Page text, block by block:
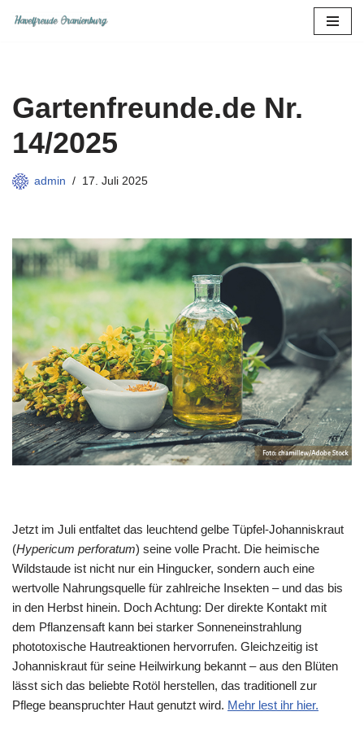
Gartenfreunde.de Nr.
14/2025
admin 17. Juli 2025
Jetzt im Juli entfaltet das leuchtend gelbe Tüpfel-Johanniskraut
(Hypericum perforatum) seine volle Pracht. Die heimische
Wildstaude ist nicht nur ein Hingucker, sondern auch eine
wertvolle Nahrungsquelle für zahlreiche Insekten – und das bis
in den Herbst hinein. Doch Achtung: Der direkte Kontakt mit
dem Pflanzensaft kann bei starker Sonneneinstrahlung
phototoxische Hautreaktionen hervorrufen. Gleichzeitig ist
Johanniskraut für seine Heilwirkung bekannt – aus den Blüten
lässt sich das beliebte Rotöl herstellen, das traditionell zur
Pflege beanspruchter Haut genutzt wird. Mehr lest ihr hier.